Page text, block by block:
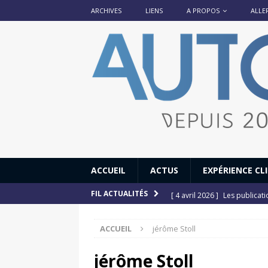
ARCHIVES LIENS A PROPOS
ACCUEIL ACTUS EXPÉRIENCE
FIL ACTUALITÉS [ 4 avril 2026 ] Les
[ 12 juillet 2025 ]
[ 6 juillet 2025 ]
ACCUEIL jérôme Stoll
jérôme Stoll